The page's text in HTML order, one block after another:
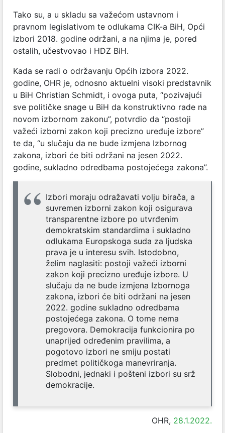
Tako su, a u skladu sa važećom ustavnom i
pravnom legislativom te odlukama CIK-a BiH, Opći
izbori 2018. godine održani, a na njima je, pored
ostalih, učestvovao i HDZ BiH.
Kada se radi o održavanju Općih izbora 2022.
godine, OHR je, odnosno aktuelni visoki predstavnik
u BiH Christian Schmidt, i ovoga puta, “pozivajući
sve političke snage u BiH da konstruktivno rade na
novom izbornom zakonu”, potvrdio da “postoji
važeći izborni zakon koji precizno uređuje izbore”
te da, “u slučaju da ne bude izmjena Izbornog
zakona, izbori će biti održani na jesen 2022.
godine, sukladno odredbama postojećega zakona”.
Izbori moraju odražavati volju birača, a
suvremen izborni zakon koji osigurava
transparentne izbore po utvrđenim
demokratskim standardima i sukladno
odlukama Europskoga suda za ljudska
prava je u interesu svih. Istodobno,
želim naglasiti: postoji važeći izborni
zakon koji precizno uređuje izbore. U
slučaju da ne bude izmjena Izbornoga
zakona, izbori će biti održani na jesen
2022. godine sukladno odredbama
postojećega zakona. O tome nema
pregovora. Demokracija funkcionira po
unaprijed određenim pravilima, a
pogotovo izbori ne smiju postati
predmet političkoga manevriranja.
Slobodni, jednaki i pošteni izbori su srž
demokracije.
OHR, 28.1.2022.